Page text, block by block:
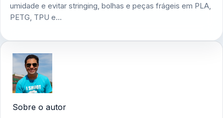
umidade e evitar stringing, bolhas e peças frágeis em PLA,
PETG, TPU e…
Sobre o autor